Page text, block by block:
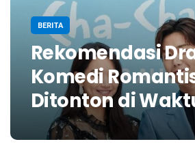
BERITA
Rekomendasi
Komedi
Ditonton di